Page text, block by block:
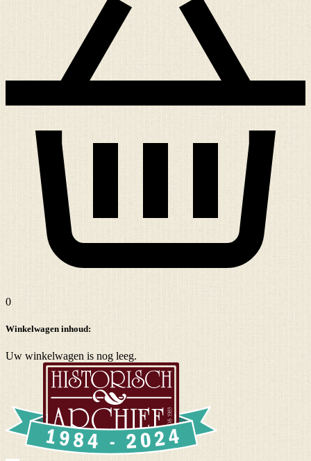
0
Winkelwagen inhoud:
Uw winkelwagen is nog leeg.